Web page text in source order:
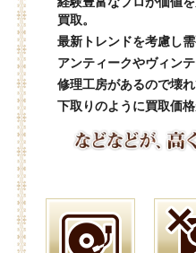
買取。
最新トレンドを考慮し
アンティークやヴィン
修理工房があるので壊
下取りのように買取価格